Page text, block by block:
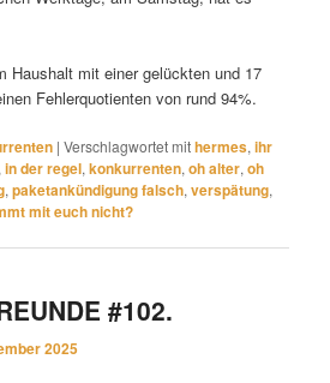
Haushalt mit einer gelückten und 17
Fehlerquotienten von rund 94%.
|Verschlagwortet mithermes,ihr
,in der regel,konkurrenten,oh alter,oh
,paketankündigung falsch,verspätung,
mit euch nicht?
#102.
2025